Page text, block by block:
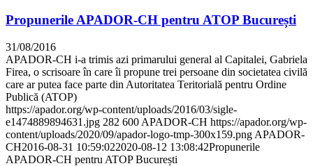
Propunerile APADOR-CH pentru ATOP București
31/08/2016
APADOR-CH i-a trimis azi primarului general al Capitalei, Gabriela
Firea, o scrisoare în care îi propune trei persoane din societatea civilă
care ar putea face parte din Autoritatea Teritorială pentru Ordine
Publică (ATOP)
https://apador.org/wp-content/uploads/2016/03/sigle-
e1474889894631.jpg 282 600 APADOR-CH https://apador.org/wp-
content/uploads/2020/09/apador-logo-tmp-300x159.png APADOR-
CH2016-08-31 10:59:022020-08-12 13:08:42Propunerile
APADOR-CH pentru ATOP București